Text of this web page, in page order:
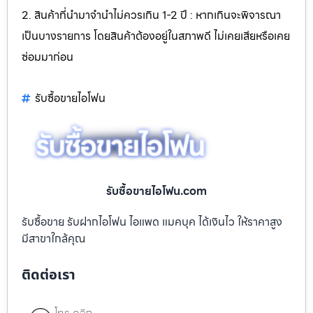
2. สินค้าที่นำมาจำนำไม่ควรเกิน 1-2 ปี : หากเกินจะพิจารณา
เป็นบางรายการ โดยสินค้าต้องอยู่ในสภาพดี ไม่เคยเสียหรือเคย
ซ่อมมาก่อน
รับซื้อขายไอโฟน
รับซื้อขายไอโฟน.com
รับซื้อขาย รับฝากไอโฟน ไอแพด แมคบุค ได้เงินไว ให้ราคาสูง
มีสาขาใกล้คุณ
ติดต่อเรา